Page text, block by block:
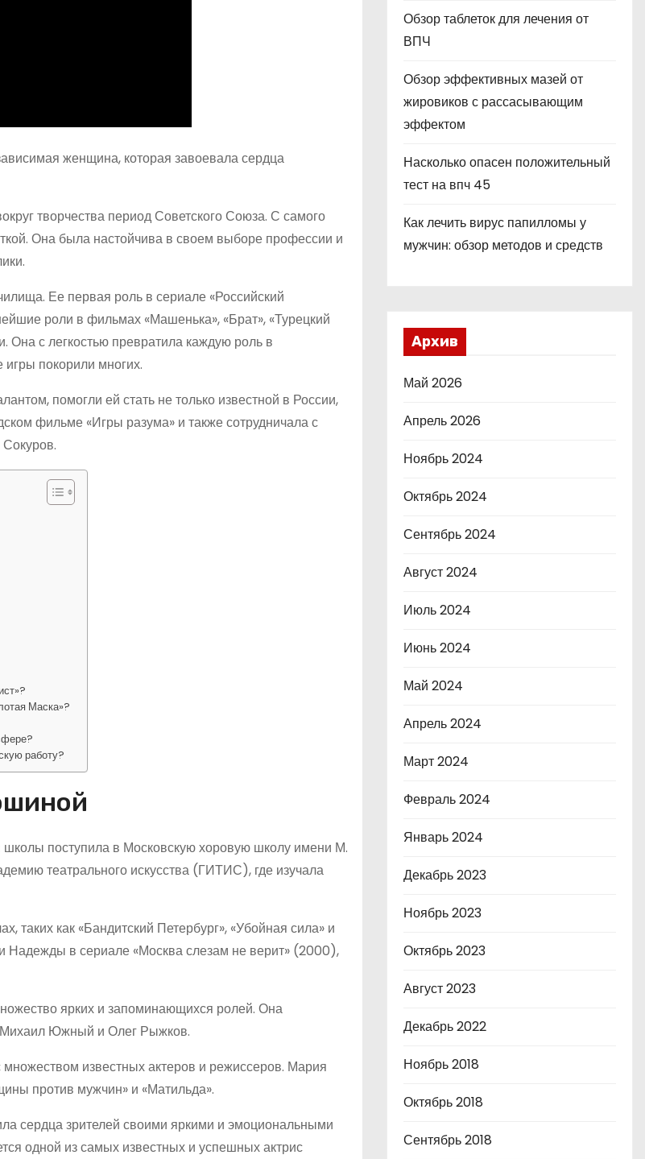
женщина, которая завоевала сердца
творчества период Советского Союза. С самого
Она была настойчива в своем выборе профессии и
Ее первая роль в сериале «Российский
роли в фильмах «Машенька», «Брат», «Турецкий
Она с легкостью превратила каждую роль в
игры покорили многих.
помогли ей стать не только известной в России,
фильме «Игры разума» и также сотрудничала с
Маска»?
работу?
школы поступила в Московскую хоровую школу имени М.
театрального искусства (ГИТИС), где изучала
таких как «Бандитский Петербург», «Убойная сила» и
Надежды в сериале «Москва слезам не верит» (2000),
ярких и запоминающихся ролей. Она
Михаил Южный и Олег Рыжков.
известных актеров и режиссеров. Мария
против мужчин» и «Матильда».
сердца зрителей своими яркими и эмоциональными
одной из самых известных и успешных актрис
Обзор таблеток для лечения от
ВПЧ
Обзор эффективных мазей от
жировиков с рассасывающим
эффектом
Насколько опасен положительный
тест на впч 45
Как лечить вирус папилломы у
мужчин: обзор методов и средств
Архив
Май 2026
Апрель 2026
Ноябрь 2024
Октябрь 2024
Сентябрь 2024
Август 2024
Июль 2024
Июнь 2024
Май 2024
Апрель 2024
Март 2024
Февраль 2024
Январь 2024
Декабрь 2023
Ноябрь 2023
Октябрь 2023
Август 2023
Декабрь 2022
Ноябрь 2018
Октябрь 2018
Сентябрь 2018